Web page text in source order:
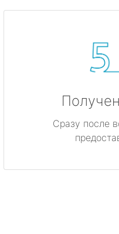
Сразу после